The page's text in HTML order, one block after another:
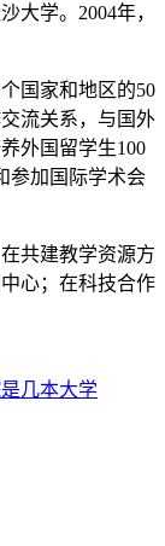
大学。2004年，
国家和地区的50
流关系，与国外
外国留学生100
参加国际学术会
共建教学资源方
心；在科技合作
几本大学